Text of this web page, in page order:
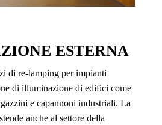
ESTERNA
di re-lamping per impianti
di illuminazione di edifici come
e capannoni industriali. La
anche al settore della